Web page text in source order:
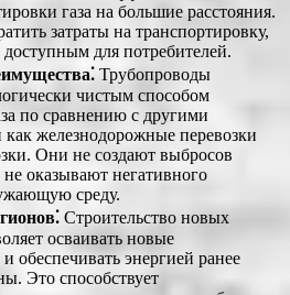
газа на большие расстояния.
затраты на транспортировку,
доступным для потребителей.
Трубопроводы
чистым способом
по сравнению с другими
железнодорожные перевозки
Они не создают выбросов
оказывают негативного
среду.
Строительство новых
осваивать новые
обеспечивать энергией ранее
Это способствует